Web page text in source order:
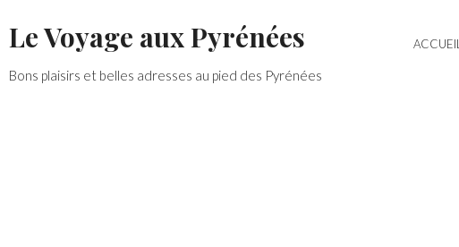
to
content
ACCUEIL
Le Voyage aux Pyrénées
Bons plaisirs et belles adresses au pied des Pyrénées